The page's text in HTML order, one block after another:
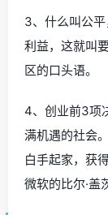
3、什么叫公
利益，这就叫
区的口头语。
4、创业前3项
满机遇的社会
白手起家，获
微软的比尔·盖